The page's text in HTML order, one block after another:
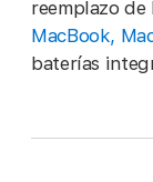
reemplazo
MacBook,
baterías